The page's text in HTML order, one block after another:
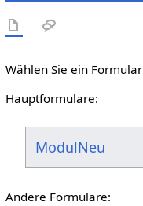
Wählen Sie ein
Hauptformulare:
ModulNeu
Andere Formulare: